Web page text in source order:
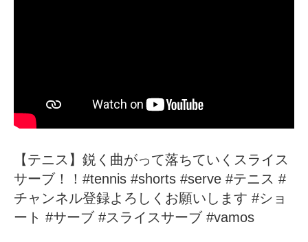
【テニス】鋭く曲がって落ちていくスライス
サーブ！！#tennis #shorts #serve #テニス #
チャンネル登録よろしくお願いします #ショ
ート #サーブ #スライスサーブ #vamos